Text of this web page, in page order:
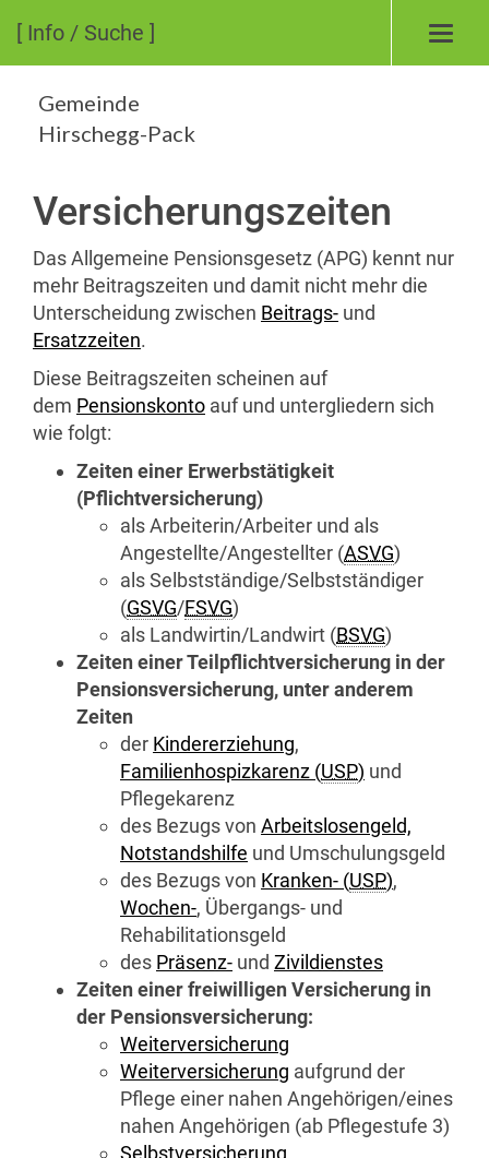
[ Info / Suche ]
Gemeinde
Hirschegg-Pack
Versicherungszeiten
Das Allgemeine Pensionsgesetz (APG) kennt nur
mehr Beitragszeiten und damit nicht mehr die
Unterscheidung zwischen Beitrags- und
Ersatzzeiten.
Diese Beitragszeiten scheinen auf
dem Pensionskonto auf und untergliedern sich
wie folgt:
Zeiten einer Erwerbstätigkeit
(Pflichtversicherung)
als Arbeiterin/Arbeiter und als
Angestellte/Angestellter (ASVG)
als Selbstständige/Selbstständiger
(GSVG/FSVG)
als Landwirtin/Landwirt (BSVG)
Zeiten einer Teilpflichtversicherung in der
Pensionsversicherung, unter anderem
Zeiten
der Kindererziehung,
Familienhospizkarenz (USP) und
Pflegekarenz
des Bezugs von Arbeitslosengeld,
Notstandshilfe und Umschulungsgeld
des Bezugs von Kranken- (USP),
Wochen-, Übergangs- und
Rehabilitationsgeld
des Präsenz- und Zivildienstes
Zeiten einer freiwilligen Versicherung in
der Pensionsversicherung:
Weiterversicherung
Weiterversicherung aufgrund der
Pflege einer nahen Angehörigen/eines
nahen Angehörigen (ab Pflegestufe 3)
Selbstversicherung